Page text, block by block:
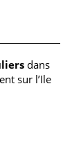
dans
sur l’Ile